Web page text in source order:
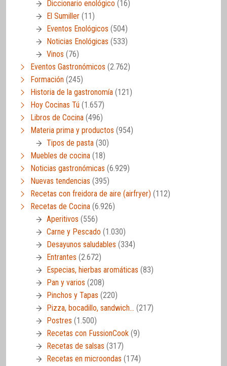
Diccionario enológico (16)
El Sumiller (11)
Eventos Enológicos (504)
Noticias Enológicas (533)
Vinos (76)
Eventos Gastronómicos (2.762)
Formación (245)
Historia de la gastronomía (121)
Hoy Cocinas Tú (1.657)
Libros de Cocina (496)
Materia prima y productos (954)
Tipos de pasta (30)
Muebles de cocina (18)
Noticias gastronómicas (6.929)
Nuevas tendencias (395)
Recetas con freidora de aire (airfryer) (112)
Recetas de Cocina (6.926)
Aperitivos (556)
Carne y Pescado (1.030)
Desayunos saludables (334)
Entrantes (2.672)
Especias, hierbas aromáticas (83)
Pan y varios (208)
Pinchos y Tapas (220)
Pizza, bocadillo, sandwich… (217)
Postres (1.500)
Recetas con FussionCook (9)
Recetas de salsas (317)
Recetas en microondas (174)